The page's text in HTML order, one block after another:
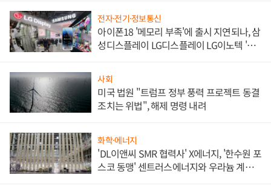
전자·전기·정보통신
아이폰18 '메모리 부족'에 출시 지연되나, 삼
성디스플레이 LG디스플레이 LG이노텍 '탈
사회
미국 법원 "트럼프 정부 풍력 프로젝트 동결
조치는 위법", 해제 명령 내려
화학·에너지
'DL이앤씨 SMR 협력사' X에너지, '한수원 포
스코 동맹' 센트러스에너지와 우라늄 계약